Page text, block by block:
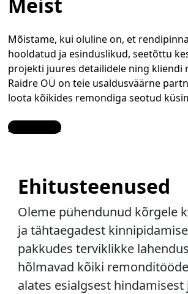
Mõistame, kui oluline on, et
hooldatud ja esinduslikud, seetõttu
projekti juures detailidele ning kliendi
Raidre OÜ on teie usaldusväärne
loota kõikides remondiga seotud
Contact Us
Ehitusteenused
Oleme pühendunud kõrgele
ja tähtaegadest
pakkudes terviklikke
hõlmavad kõiki
alates esialgsest hindamisest